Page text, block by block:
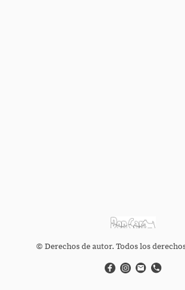
© Derechos de autor. Todos los